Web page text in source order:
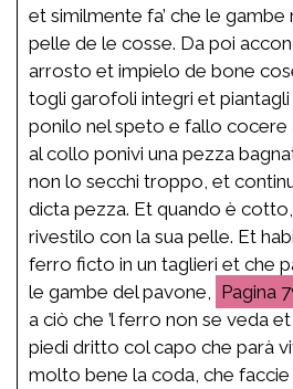
et similmente fa’ che le
pelle de le cosse. Da poi
arrosto et impielo de bone
togli garofoli integri et
ponilo nel speto e fallo cocere
al collo ponivi una pezza
non lo secchi troppo, et
dicta pezza. Et quando è
rivestilo con la sua pelle. Et
ferro ficto in un taglieri et che
le gambe del pavone,
a ciò che ’l ferro non se veda
piedi dritto col capo che parà
molto bene la coda, che